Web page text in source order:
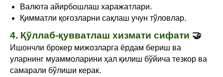
Валюта айирбошлаш харажатлари.
Қимматли қоғозларни сақлаш учун тўловлар.
4. Қўллаб-қувватлаш хизмати сифати 🤝
Ишончли брокер мижозларга ёрдам бериш ва
уларнинг муаммоларини ҳал қилиш бўйича тезкор ва
самарали бўлиши керак.